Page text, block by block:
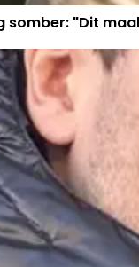
somber: "Dit